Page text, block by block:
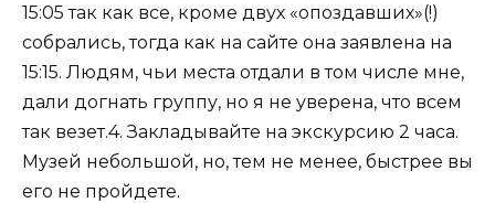
15:05 так как все, кроме двух «опоздавших»(!)
собрались, тогда как на сайте она заявлена на
15:15. Людям, чьи места отдали в том числе мне,
дали догнать группу, но я не уверена, что всем
так везет.4. Закладывайте на экскурсию 2 часа.
Музей небольшой, но, тем не менее, быстрее вы
его не пройдете.